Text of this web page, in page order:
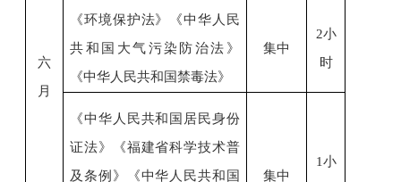
六
月
《环境保护法》《中华人民
共和国大气污染防治法》
《中华人民共和国禁毒法》
集中
2小
时
《中华人民共和国居民身份
证法》
《福建省科学技术普
及条例》
《中华人民共和国
集中
1小